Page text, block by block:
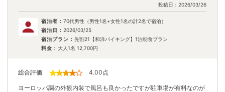
投稿日： 2026/03/26
宿泊者： 70代男性（男性1名+女性1名の計2名で宿泊）
宿泊日： 2026/03/25
宿泊プラン： 先割21【和洋バイキング】1泊朝食プラン
料金： 大人1名 12,700円
総合評価 4.00 点
ヨーロッパ調の外観内装で風呂も良かったですが駐車場が有料なのが